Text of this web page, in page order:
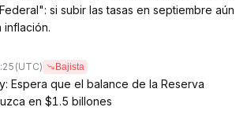
si subir las tasas en septiembre aún
(UTC) Bajista
Espera que el balance de la Reserva
en $1.5 billones